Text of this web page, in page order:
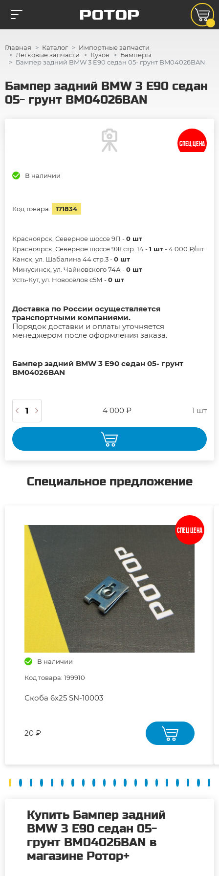
Главная Каталог
Импортные запчасти
Легковые запчасти
Кузов
Бамперы
Бампер задний BMW 3 E90 седан 05- грунт BM04026BAN
Бампер задний BMW 3 E90 седан
05- грунт BM04026BAN
СПЕЦ ЦЕНА
В наличии
Код товара: 171834
Красноярск, Северное шоссе 9П -0 шт
Красноярск, Северное шоссе 9Ж стр. 14 -1 шт- 4 000 ₽/шт
Канск, ул. Шабалина 44 стр.3 -0 шт
Минусинск, ул. Чайковского 74А -0 шт
Усть-Кут, ул. Новосёлов с5М -0 шт
Доставка по России осуществляется
транспортными компаниями.
Порядок доставки и оплаты уточняется
менеджером после оформления заказа.
Бампер задний BMW 3 E90 седан 05- грунт
BM04026BAN
4 000 ₽ 1 шт
Специальное предложение
Спец цена
В наличии
Код товара: 199910
Скоба 6х25 SN-10003
20 ₽
Купить Бампер задний
BMW 3 E90 седан 05-
грунт BM04026BAN в
магазине Ротор+